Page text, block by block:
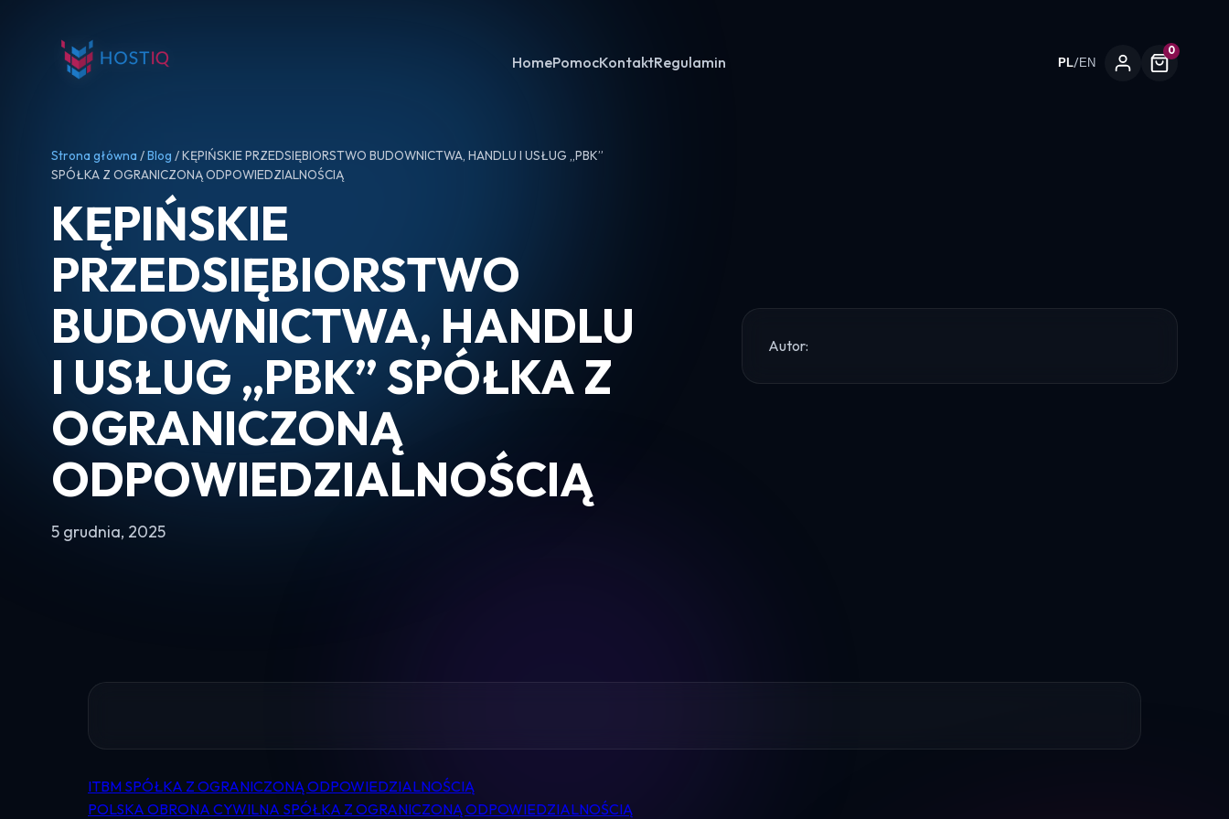
HomePomocKontaktRegulamin PL/EN
0
Home
Strona główna /Blog / KĘPIŃSKIE PRZEDSIĘBIORSTWO BUDOWNICTWA, HANDLU I USŁUG „PBK”
SPÓŁKA Z OGRANICZONĄ ODPOWIEDZIALNOŚCIĄ
KĘPIŃSKIE
PRZEDSIĘBIORSTWO
BUDOWNICTWA, HANDLU
I USŁUG „PBK” SPÓŁKA Z
OGRANICZONĄ
ODPOWIEDZIALNOŚCIĄ
5 grudnia, 2025
Autor:
Nawigacja
ITBM SPÓŁKA Z OGRANICZONĄ ODPOWIEDZIALNOŚCIĄ
POLSKA OBRONA CYWILNA SPÓŁKA Z OGRANICZONĄ ODPOWIEDZIALNOŚCIĄ